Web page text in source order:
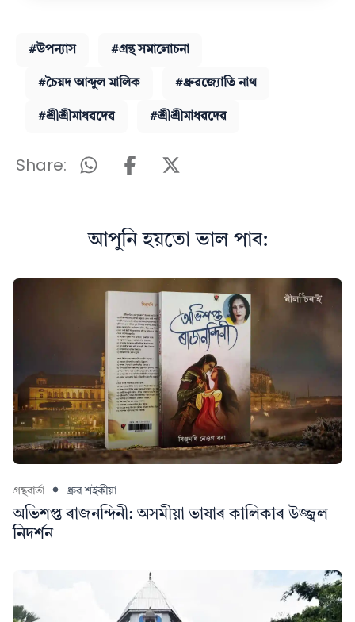
#উপন্যাস #গ্ৰন্থ সমালোচনা
#চৈয়দ আব্দুল মালিক #ধ্ৰুৱজ্যোতি নাথ
#শ্ৰীশ্ৰীমাধৱদেৱ #শ্ৰীশ্ৰীমাধৱদেৱ
Share:
আপুনি হয়তো ভাল পাব:
গ্ৰন্থবাৰ্তা ধ্ৰুৱ শইকীয়া
অভিশপ্ত ৰাজনন্দিনী: অসমীয়া ভাষাৰ কালিকাৰ উজ্জ্বল
নিদৰ্শন